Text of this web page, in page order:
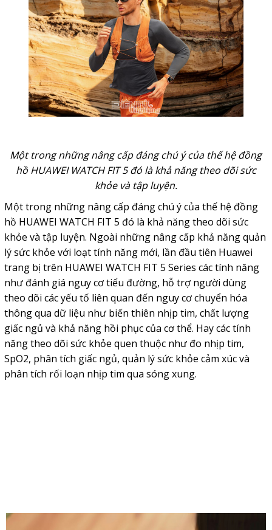
Một trong những nâng cấp đáng chú ý của thế hệ đồng
hồ HUAWEI WATCH FIT 5 đó là khả năng theo dõi sức
khỏe và tập luyện.
Một trong những nâng cấp đáng chú ý của thế hệ đồng
hồ HUAWEI WATCH FIT 5 đó là khả năng theo dõi sức
khỏe và tập luyện. Ngoài những nâng cấp khả năng quản
lý sức khỏe với loạt tính năng mới, lần đầu tiên Huawei
trang bị trên HUAWEI WATCH FIT 5 Series các tính năng
như đánh giá nguy cơ tiểu đường, hỗ trợ người dùng
theo dõi các yếu tố liên quan đến nguy cơ chuyển hóa
thông qua dữ liệu như biến thiên nhịp tim, chất lượng
giấc ngủ và khả năng hồi phục của cơ thể. Hay các tính
năng theo dõi sức khỏe quen thuộc như đo nhịp tim,
SpO2, phân tích giấc ngủ, quản lý sức khỏe cảm xúc và
phân tích rối loạn nhịp tim qua sóng xung.